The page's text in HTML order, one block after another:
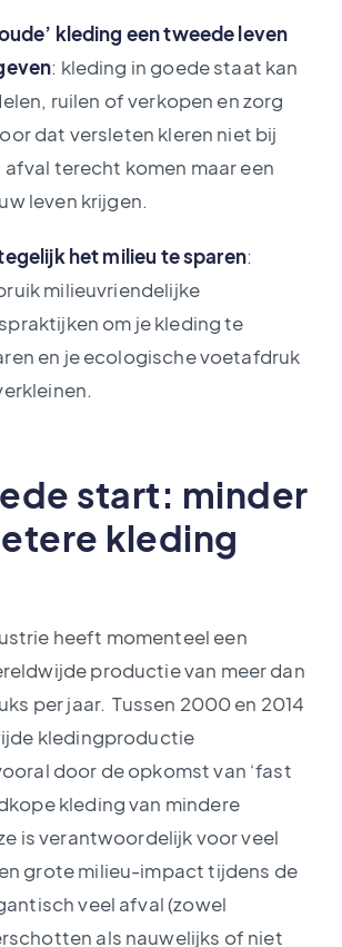
kleding een tweede leven
: kleding in goede staat kan
ruilen of verkopen en zorg
dat versleten kleren niet bij
afval terecht komen maar een
leven krijgen.
het milieu te sparen:
milieuvriendelijke
om je kleding te
en je ecologische voetafdruk
start: minder
kleding
heeft momenteel een
productie van meer dan
per jaar. Tussen 2000 en 2014
kledingproductie
door de opkomst van ‘fast
kleding van mindere
is verantwoordelijk voor veel
grote milieu-impact tijdens de
veel afval (zowel
als nauwelijks of niet